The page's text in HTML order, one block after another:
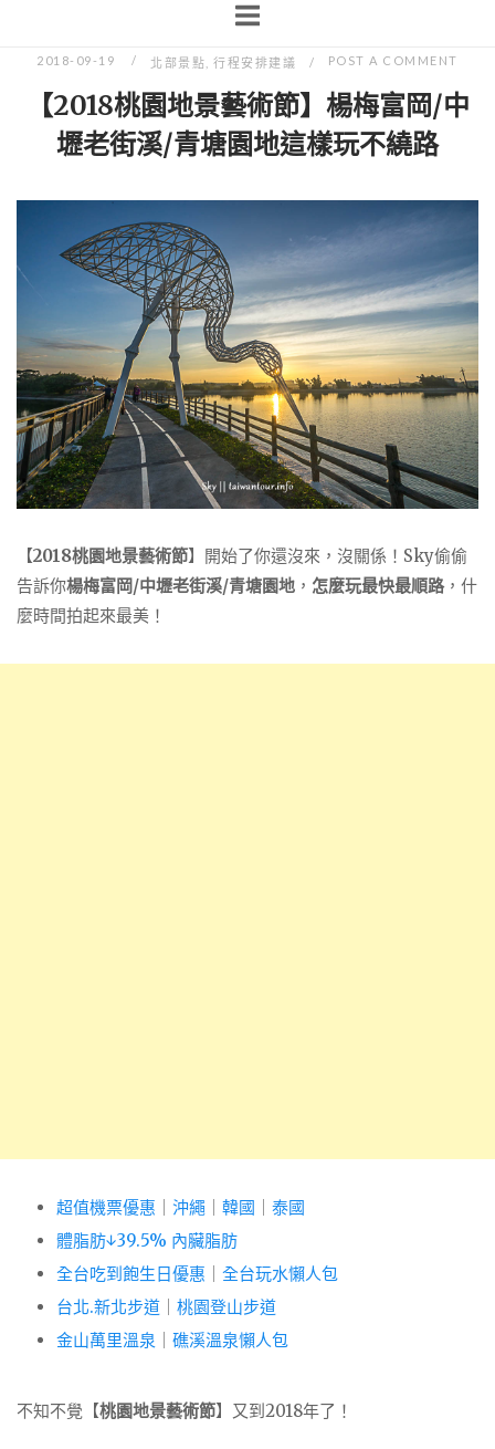
2018-09-19 北部景點 ,行程安排建議 POST A COMMENT
【2018桃園地景藝術節】楊梅富岡/中
壢老街溪/青塘園地這樣玩不繞路
【2018桃園地景藝術節】開始了你還沒來，沒關係！Sky偷偷
告訴你楊梅富岡/中壢老街溪/青塘園地 ， 怎麼玩最快最順路，什
麼時間拍起來最美！
超值機票優惠 沖繩 韓國
泰國
體脂肪↓39.5% 內臟脂肪
全台吃到飽生日優惠
全台玩水懶人包
台北.新北步道
桃園登山步道
金山萬里溫泉
礁溪溫泉懶人包
不知不覺【桃園地景藝術節】又到2018年了！